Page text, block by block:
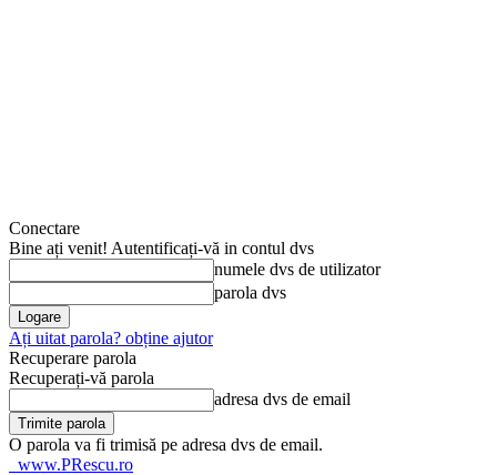
Conectare
Bine ați venit! Autentificați-vă in contul dvs
numele dvs de utilizator
parola dvs
Ați uitat parola? obține ajutor
Recuperare parola
Recuperați-vă parola
adresa dvs de email
O parola va fi trimisă pe adresa dvs de email.
www.PRescu.ro